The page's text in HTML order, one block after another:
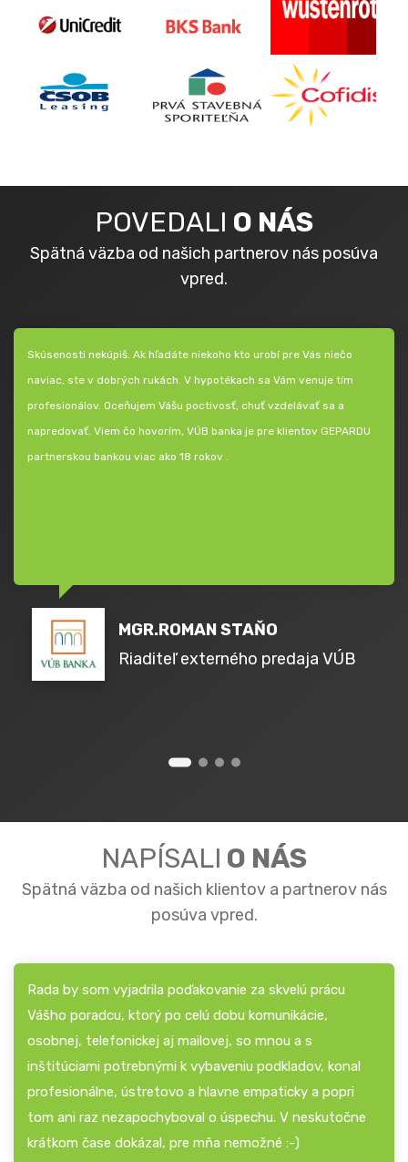
POVEDALI O NÁS
Spätná väzba od našich partnerov nás posúva
vpred.
Skúsenosti nekúpiš. Ak hľadáte niekoho kto urobí pre Vás niečo
naviac, ste v dobrých rukách. V hypotékach sa Vám venuje tím
profesionálov. Oceňujem Vášu poctivosť, chuť vzdelávať sa a
napredovať. Viem čo hovorím, VÚB banka je pre klientov GEPARDU
partnerskou bankou viac ako 18 rokov .
MGR.ROMAN STAŇO
Riaditeľ externého predaja VÚB
NAPÍSALI O NÁS
Spätná väzba od našich klientov a partnerov nás
posúva vpred.
Rada by som vyjadrila poďakovanie za skvelú prácu
Vášho poradcu, ktorý po celú dobu komunikácie,
osobnej, telefonickej aj mailovej, so mnou a s
inštitúciami potrebnými k vybaveniu podkladov, konal
profesionálne, ústretovo a hlavne empaticky a popri
tom ani raz nezapochyboval o úspechu. V neskutočne
krátkom čase dokázal, pre mňa nemožné :-)